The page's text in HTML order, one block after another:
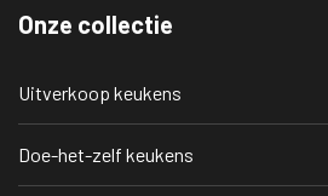
Onze collectie
Uitverkoop keukens
Doe-het-zelf keukens